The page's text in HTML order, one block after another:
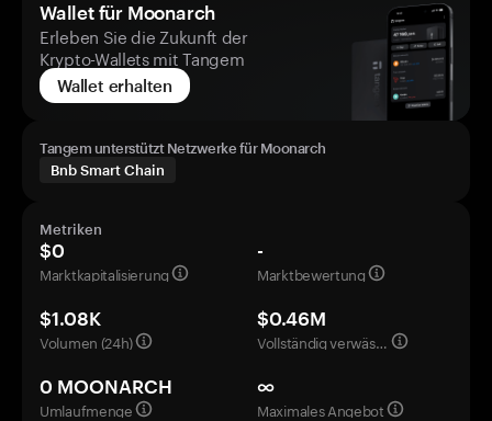
Wallet für Moonarch
Erleben Sie die Zukunft der
Krypto-Wallets mit Tangem
Wallet erhalten
Tangem unterstützt Netzwerke für Moonarch
Bnb Smart Chain
Metriken
$0
Marktkapitalisierung
-
Marktbewertung
$1.08K
Volumen (24h)
$0.46M
Vollständig verwässerte Bewertung
0 MOONARCH
Umlaufmenge
∞
Maximales Angebot